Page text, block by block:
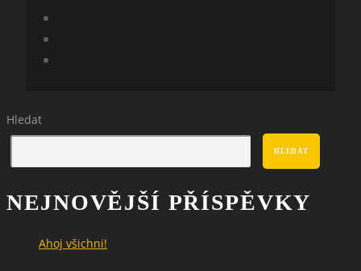
Hledat
HLEDAT
NEJNOVĚJŠÍ PŘÍSPĚVKY
Ahoj všichni!